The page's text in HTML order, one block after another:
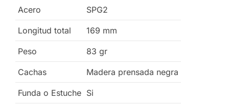
Acero SPG2
Longitud total 169 mm
Peso 83 gr
Cachas Madera prensada negra
Funda o Estuche Si